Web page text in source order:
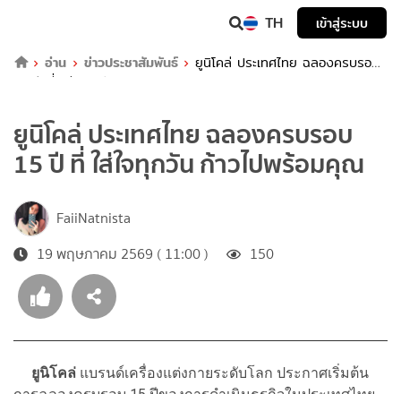
TH
เข้าสู่ระบบ
อ่าน
ข่าวประชาสัมพันธ์
ยูนิโคล่ ประเทศไทย ฉลองครบรอบ
15 ปี ที่ ใส่ใจทุกวัน ก้าวไปพร้อมคุณ
ยูนิโคล่ ประเทศไทย ฉลองครบรอบ
15 ปี ที่ ใส่ใจทุกวัน ก้าวไปพร้อมคุณ
FaiiNatnista
19 พฤษภาคม 2569 ( 11:00 )
150
ยูนิโคล่ แบรนด์เครื่องแต่งกายระดับโลก ประกาศเริ่มต้น